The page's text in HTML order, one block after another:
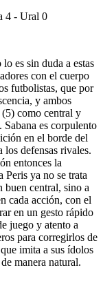
4 - Ural 0
es sin duda a estas
con el cuerpo
futbolistas, que por
y ambos
(5) como central y
es corpulento
en el borde del
defensas rivales.
entonces la
Peris ya no se trata
buen central, sino a
cada acción, con el
en un gesto rápido
juego y atento a
para corregirlos de
imita a sus ídolos
manera natural.